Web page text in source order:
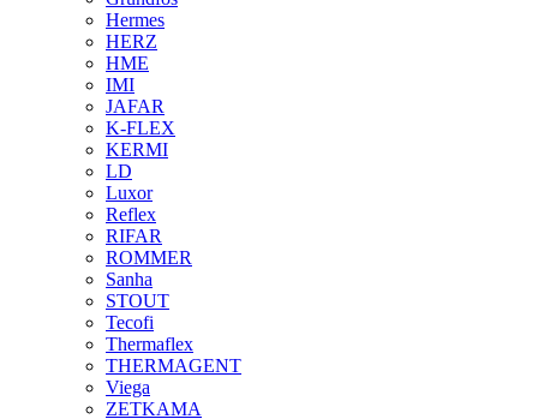
Hermes
HERZ
HME
IMI
JAFAR
K-FLEX
KERMI
LD
Luxor
Reflex
RIFAR
ROMMER
Sanha
STOUT
Tecofi
Thermaflex
THERMAGENT
Viega
ZETKAMA